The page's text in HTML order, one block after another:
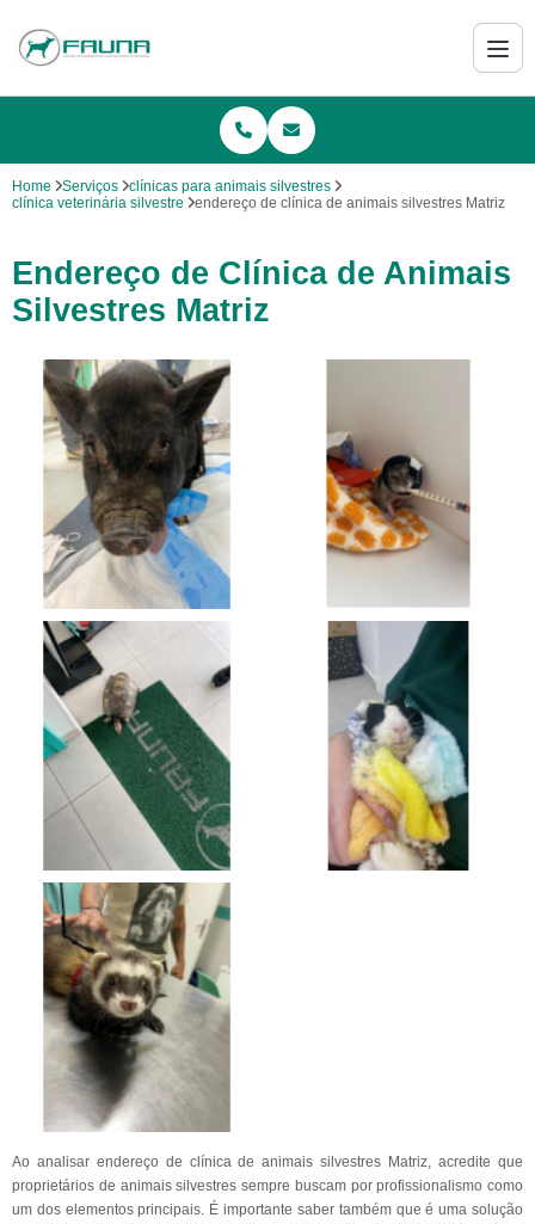
Home Serviços
clínicas para animais silvestres
clínica veterinária silvestre
endereço de clínica de animais silvestres Matriz
Endereço de Clínica de Animais
Silvestres Matriz
Ao analisar endereço de clínica de animais silvestres Matriz, acredite que
proprietários de animais silvestres sempre buscam por profissionalismo como
um dos elementos principais. É importante saber também que é uma solução